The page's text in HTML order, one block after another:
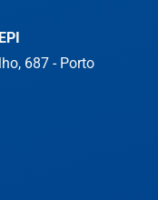
687 - Porto